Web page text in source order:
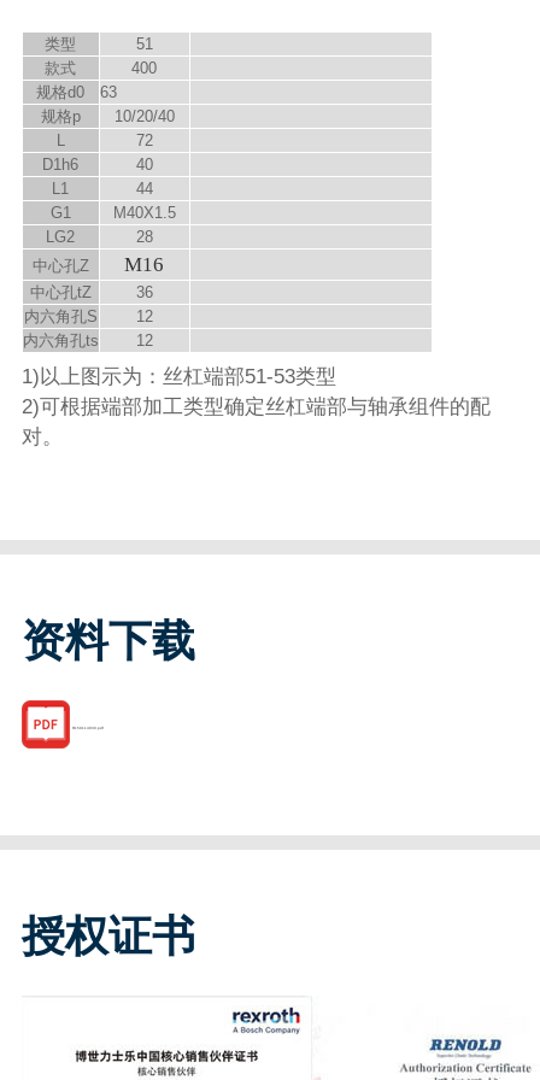
类型
51
款式
400
规格d0
63
规格p
10/20/40
L
72
D1h6
40
L1
44
G1
M40X1.5
LG2
28
中心孔Z
M16
中心孔tZ
36
内六角孔S
12
内六角孔ts 12
1)以上图示为：丝杠端部51-53类型
2)可根据端部加工类型确定丝杠端部与轴承组件的配
对。
资料下载
R159114030.pdf
授权证书